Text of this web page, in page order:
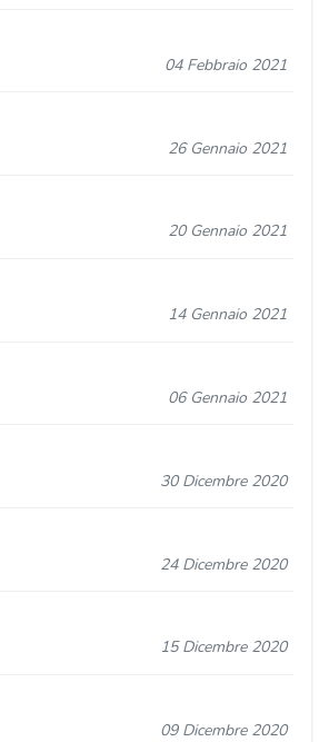
04 Febbraio 2021
26 Gennaio 2021
20 Gennaio 2021
14 Gennaio 2021
06 Gennaio 2021
30 Dicembre 2020
24 Dicembre 2020
15 Dicembre 2020
09 Dicembre 2020